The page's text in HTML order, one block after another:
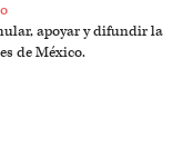
apoyar y difundir la
de México.